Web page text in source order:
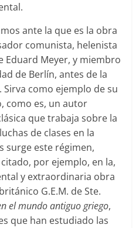
ante la que es la obra
comunista, helenista
Eduard Meyer, y miembro
de Berlín, antes de la
como ejemplo de su
como es, un autor
que trabaja sobre la
de clases en la
surge este régimen,
por ejemplo, en la,
y extraordinaria obra
G.E.M. de Ste.
el mundo antiguo griego,
que han estudiado las